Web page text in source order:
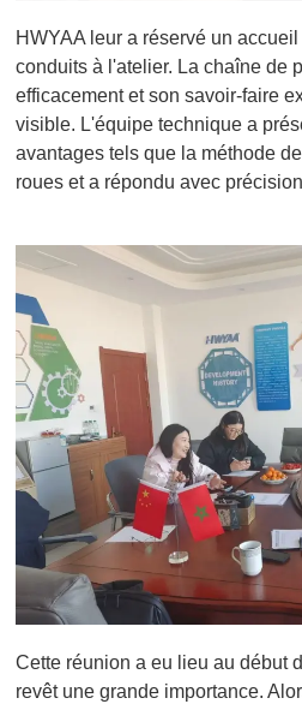
HWYAA leur a réservé un
conduits à l'atelier. La chaîne de
efficacement et son savoir-faire
visible. L'équipe technique a
avantages tels que la méthode
roues et a répondu avec
Cette réunion a eu lieu au début
revêt une grande importance.